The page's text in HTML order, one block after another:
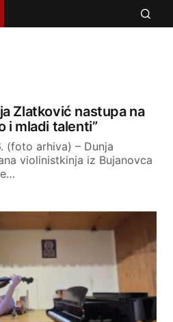
Zlatković nastupa na
i mladi talenti”
(foto arhiva) – Dunja
violinistkinja iz Bujanovca